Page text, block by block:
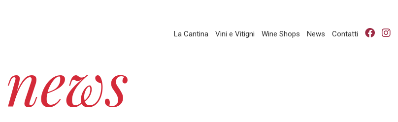
La Cantina Vini e Vitigni Wine Shops News Contatti
news